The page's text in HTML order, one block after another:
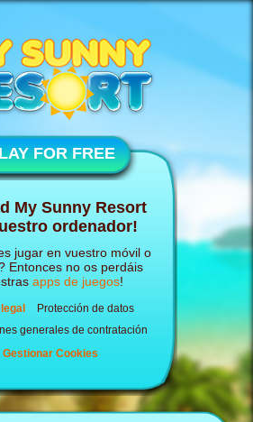
FOR FREE
My Sunny Resort
ordenador!
jugar en vuestro móvil o
Entonces no os perdáis
apps de juegos!
Protección de datos
generales de contratación
Gestionar Cookies